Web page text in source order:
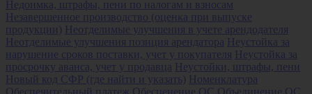
Недоимка, штрафы, пени по налогам и взносам
Незавершенное производство (оценка при выпуске
продукции) Неотделимые улучшения в учете арендодателя
Неотделимые улучшения позиция арендатора Неустойка за
нарушение сроков поставки, учет у покупателя Неустойка за
просрочку аванса, учет у продавца Неустойки, штрафы, пени
Новый код СФР (где найти и указать) Номенклатура
Обеспечительный платеж Обесценение ОС
Объединение ОС